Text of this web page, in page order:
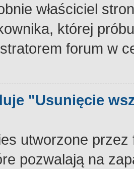
właściciel
której
forum w
"Usunięcie
utworzone
pozwalają na